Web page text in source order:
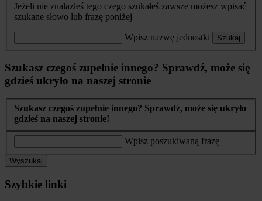
Jeżeli nie znalazłeś tego czego szukałeś zawsze możesz wpisać
szukane słowo lub frazę poniżej
Wpisz nazwę jednostki Szukaj
Szukasz czegoś zupełnie innego? Sprawdź, może się
gdzieś ukryło na naszej stronie
Szukasz czegoś zupełnie innego? Sprawdź, może się ukryło
gdzieś na naszej stronie!
Wpisz poszukiwaną frazę
Wyszukaj
Szybkie linki